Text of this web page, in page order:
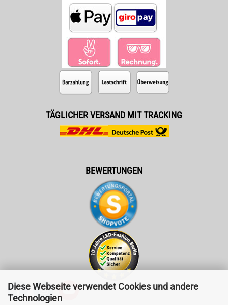
Diese Webseite verwendet Cookies und andere
Technologien
TÄGLICHER VERSAND MIT TRACKING
BEWERTUNGEN